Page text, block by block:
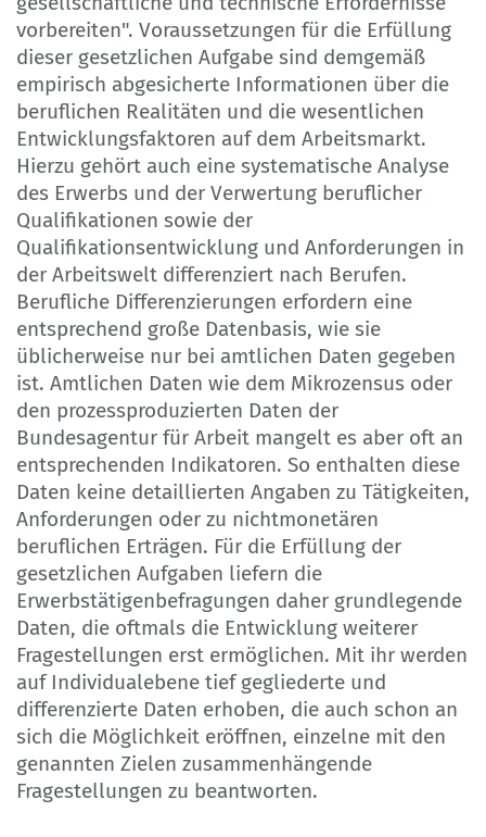
vorbereiten". Voraussetzungen für die Erfüllung
dieser gesetzlichen Aufgabe sind demgemäß
empirisch abgesicherte Informationen über die
beruflichen Realitäten und die wesentlichen
Entwicklungsfaktoren auf dem Arbeitsmarkt.
Hierzu gehört auch eine systematische Analyse
des Erwerbs und der Verwertung beruflicher
Qualifikationen sowie der
Qualifikationsentwicklung und Anforderungen in
der Arbeitswelt differenziert nach Berufen.
Berufliche Differenzierungen erfordern eine
entsprechend große Datenbasis, wie sie
üblicherweise nur bei amtlichen Daten gegeben
ist. Amtlichen Daten wie dem Mikrozensus oder
den prozessproduzierten Daten der
Bundesagentur für Arbeit mangelt es aber oft an
entsprechenden Indikatoren. So enthalten diese
Daten keine detaillierten Angaben zu Tätigkeiten,
Anforderungen oder zu nichtmonetären
beruflichen Erträgen. Für die Erfüllung der
gesetzlichen Aufgaben liefern die
Erwerbstätigenbefragungen daher grundlegende
Daten, die oftmals die Entwicklung weiterer
Fragestellungen erst ermöglichen. Mit ihr werden
auf Individualebene tief gegliederte und
differenzierte Daten erhoben, die auch schon an
sich die Möglichkeit eröffnen, einzelne mit den
genannten Zielen zusammenhängende
Fragestellungen zu beantworten.